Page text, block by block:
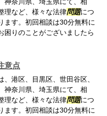
理など、様々な法律問題につ
ます。初回相談は30分無料に
困りのことがございましたら
意点
港区、目黒区、世田谷区、
神奈川県、埼玉県にて、相
理など、様々な法律問題につ
ます。初回相談は30分無料に